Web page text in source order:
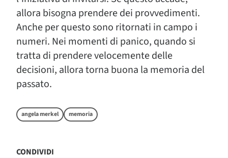
allora bisogna prendere dei provvedimenti.
Anche per questo sono ritornati in campo i
numeri. Nei momenti di panico, quando si
tratta di prendere velocemente delle
decisioni, allora torna buona la memoria del
passato.
angela merkel memoria
CONDIVIDI